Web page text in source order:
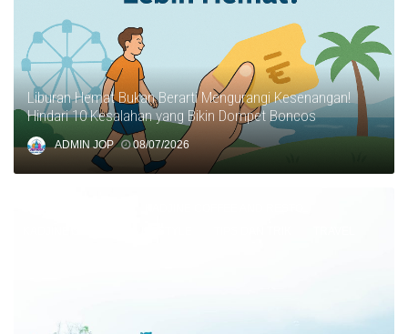
Liburan Hemat Bukan Berarti Mengurangi Kesenangan!
Hindari 10 Kesalahan yang Bikin Dompet Boncos
ADMIN JOP 08/07/2026